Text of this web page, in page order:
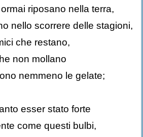
riposano nella terra,
nello scorrere delle stagioni,
che restano,
non mollano
nemmeno le gelate;
esser stato forte
come questi bulbi,